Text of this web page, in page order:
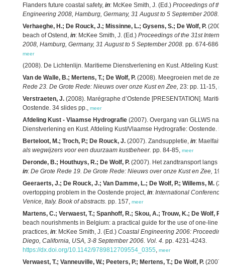
Flanders future coastal safety, in: McKee Smith, J. (Ed.) Proceedings of
Engineering 2008, Hamburg, Germany, 31 August to 5 September 2008.
Verhaeghe, H.; De Rouck, J.; Missinne, L.; Gysens, S.; De Wolf, P.
beach of Ostend, in: McKee Smith, J. (Ed.) Proceedings of the 31st
2008, Hamburg, Germany, 31 August to 5 September 2008. pp. 674-686.
meer
(2008). De Lichtenlijn. Maritieme Dienstverlening en Kust. Afdeling Kust:
Van de Walle, B.; Mertens, T.; De Wolf, P. (2008). Meegroeien met de
Rede 23. De Grote Rede: Nieuws over onze Kust en Zee, 23: pp. 11-15,
Verstraeten, J. (2008). Marégraphe d’Ostende [PRESENTATION].
Oostende. 34 slides pp., meer
Afdeling Kust - Vlaamse Hydrografie (2007). Overgang van GLLWS
Dienstverlening en Kust. Afdeling Kust/Vlaamse Hydrografie: Oostende. 5
Berteloot, M.; Troch, P.; De Rouck, J. (2007). Zandsuppletie, in: Maelfait,
als wegwijzers voor een duurzaam kustbeheer. pp. 84-85, meer
Deronde, B.; Houthuys, R.; De Wolf, P. (2007). Het zandtransport langs
in: De Grote Rede 19. De Grote Rede: Nieuws over onze Kust en Zee, 19:
Geeraerts, J.; De Rouck, J.; Van Damme, L.; De Wolf, P.; Willems, M.
overtopping problem in the Oostende project, in: International Conference
Venice, Italy. Book of abstracts. pp. 157, meer
Martens, C.; Verwaest, T.; Spanhoff, R.; Skou, A.; Trouw, K.; De Wolf,
beach nourishments in Belgium: a practical guide for the use of one-line
practices, in: McKee Smith, J. (Ed.) Coastal Engineering 2006:
Diego, California, USA, 3-8 September 2006. Vol. 4. pp. 4231-4243.
https://dx.doi.org/10.1142/9789812709554_0355, meer
Verwaest, T.; Vanneuville, W.; Peeters, P.; Mertens, T.; De Wolf, P.